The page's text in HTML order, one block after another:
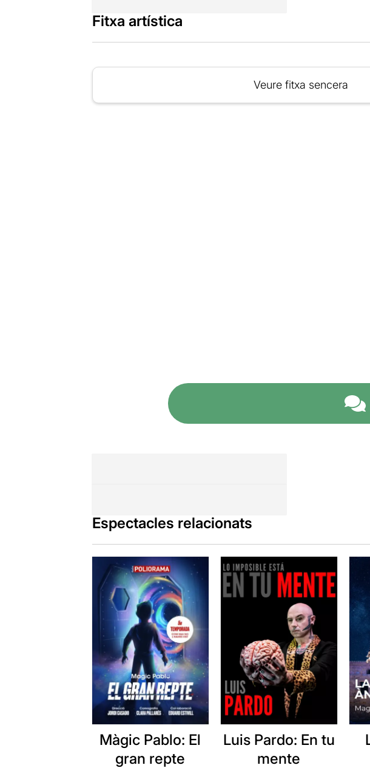
Fitxa artística
Veure fitxa sencera
Espectacles relacionats
Màgic Pablo: El
gran repte
Luis Pardo: En tu
mente